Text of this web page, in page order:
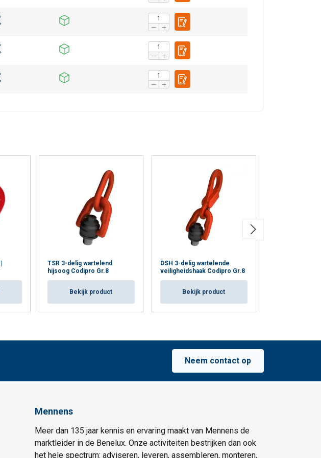
TSR 3-delig wartelend
hijsoog Codipro Gr.8
Bekijk product
DSH 3-delig wartelende
veiligheidshaak Codipro Gr.8
Bekijk product
Neem contact op
Mennens
Meer dan 135 jaar kennis en ervaring maakt van Mennens de
marktleider in de Benelux. Onze activiteiten bestrijken dan ook
het hele spectrum: adviseren, leveren, assembleren, monteren,